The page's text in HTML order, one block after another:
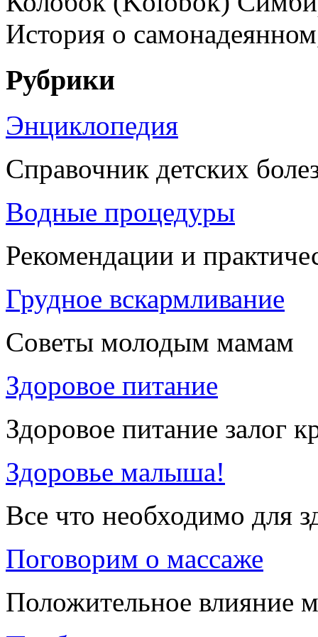
История о
Рубрики
Энциклопедия
Справочник детских
Водные процедуры
Рекомендации и
Грудное вскармливание
Советы молодым мамам
Здоровое питание
Здоровое питание залог
Здоровье малыша!
Все что необходимо для
Поговорим о массаже
Положительное влияние